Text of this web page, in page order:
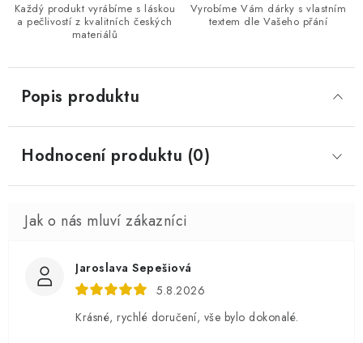
Každý produkt vyrábíme s láskou
a pečlivostí z kvalitních českých
materiálů
Vyrobíme Vám dárky s vlastním
textem dle Vašeho přání
Popis produktu
Hodnocení produktu (0)
Jaroslava Sepešiová
5.8.2026
Krásné, rychlé doručení, vše bylo dokonalé.